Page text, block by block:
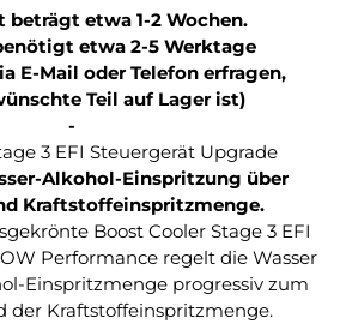
beträgt etwa 1-2 Wochen.
etwa 2-5 Werktage
E-Mail oder Telefon erfragen,
Teil auf Lager ist)
-
3 EFI Steuergerät Upgrade
Alkohol-Einspritzung über
Kraftstoffeinspritzmenge.
Boost Cooler Stage 3 EFI
Performance regelt die Wasser
Einspritzmenge progressiv zum
der Kraftstoffeinspritzmenge.